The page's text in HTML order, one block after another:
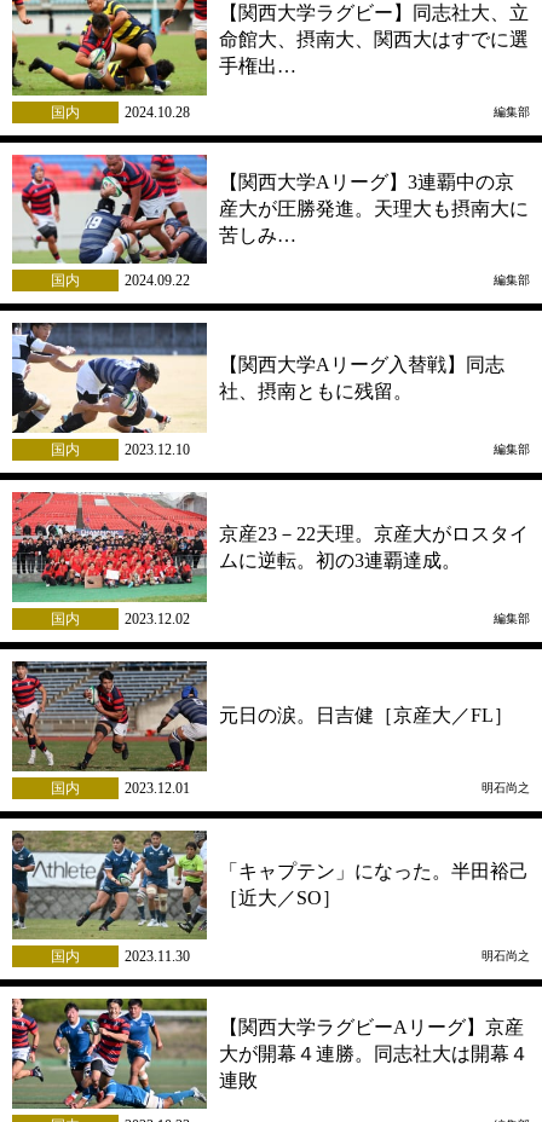
【関西大学ラグビー】同志社大、立
命館大、摂南大、関西大はすでに選
手権出…
国内 2024.10.28 編集部
【関西大学Aリーグ】3連覇中の京
産大が圧勝発進。天理大も摂南大に
苦しみ…
国内 2024.09.22 編集部
【関西大学Aリーグ入替戦】同志
社、摂南ともに残留。
国内 2023.12.10 編集部
京産23－22天理。京産大がロスタイ
ムに逆転。初の3連覇達成。
国内 2023.12.02 編集部
元日の涙。日吉健［京産大／FL］
国内 2023.12.01 明石尚之
「キャプテン」になった。半田裕己
［近大／SO］
国内 2023.11.30 明石尚之
【関西大学ラグビーAリーグ】京産
大が開幕４連勝。同志社大は開幕４
連敗